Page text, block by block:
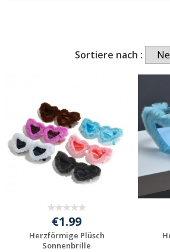
Sortiere nach :
€1.99
Herzförmige Plüsch
Sonnenbrille